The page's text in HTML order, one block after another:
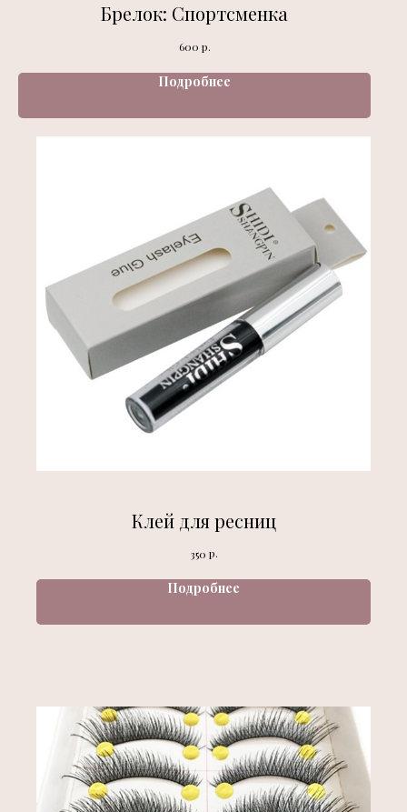
Брелок: Спортсменка
600 р.
Подробнее
Клей для ресниц
350 р.
Подробнее